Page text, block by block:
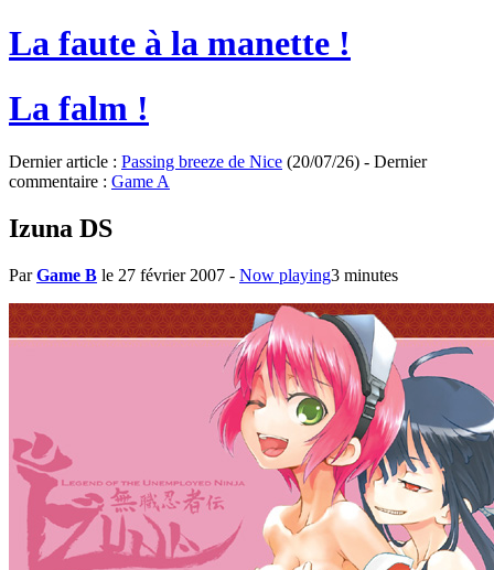
La faute à la manette !
La falm !
Dernier article : Passing breeze de Nice (20/07/26) - Dernier
commentaire : Game A
Izuna DS
ParGame B le 27 février 2007 - Now playing3 minutes